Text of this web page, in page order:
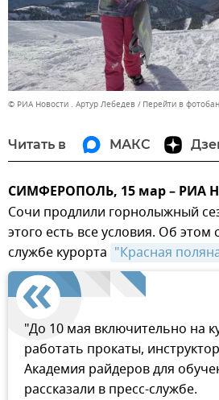
© РИА Новости . Артур Лебедев Перейти в
Читать в МАКС
СИМФЕРОПОЛЬ, 15 мар – РИА
Сочи продлили горнолыжный
этого есть все условия. Об
службе курорта "Красная
"До 10 мая включительно на
работать прокаты,
Академия райдеров для
рассказали в пресс-службе.